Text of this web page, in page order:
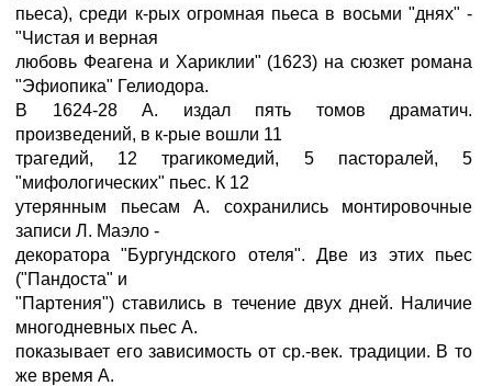
пьеса), среди к-рых огромная пьеса в восьми "днях" -
"Чистая и верная
любовь Феагена и Хариклии" (1623) на сюзкет романа
"Эфиопика" Гелиодора.
В 1624-28 А. издал пять томов драматич.
произведений, в к-рые вошли 11
трагедий, 12 трагикомедий, 5 пасторалей, 5
"мифологических" пьес. К 12
утерянным пьесам А. сохранились монтировочные
записи Л. Маэло -
декоратора "Бургундского отеля". Две из этих пьес
("Пандоста" и
"Партения") ставились в течение двух дней. Наличие
многодневных пьес А.
показывает его зависимость от ср.-век. традиции. В то
же время А.